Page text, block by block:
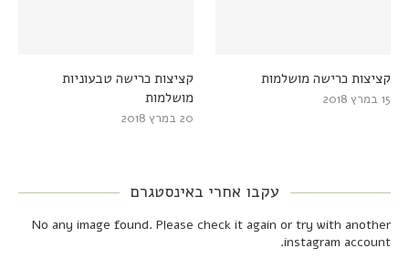
קציצות כרישה טבעוניות
מושלמות
20 במרץ 2018
קציצות כרישה מושלמות
15 במרץ 2018
עקבו אחרי באינסטגרם
No any image found. Please check it again or try with another
instagram account.